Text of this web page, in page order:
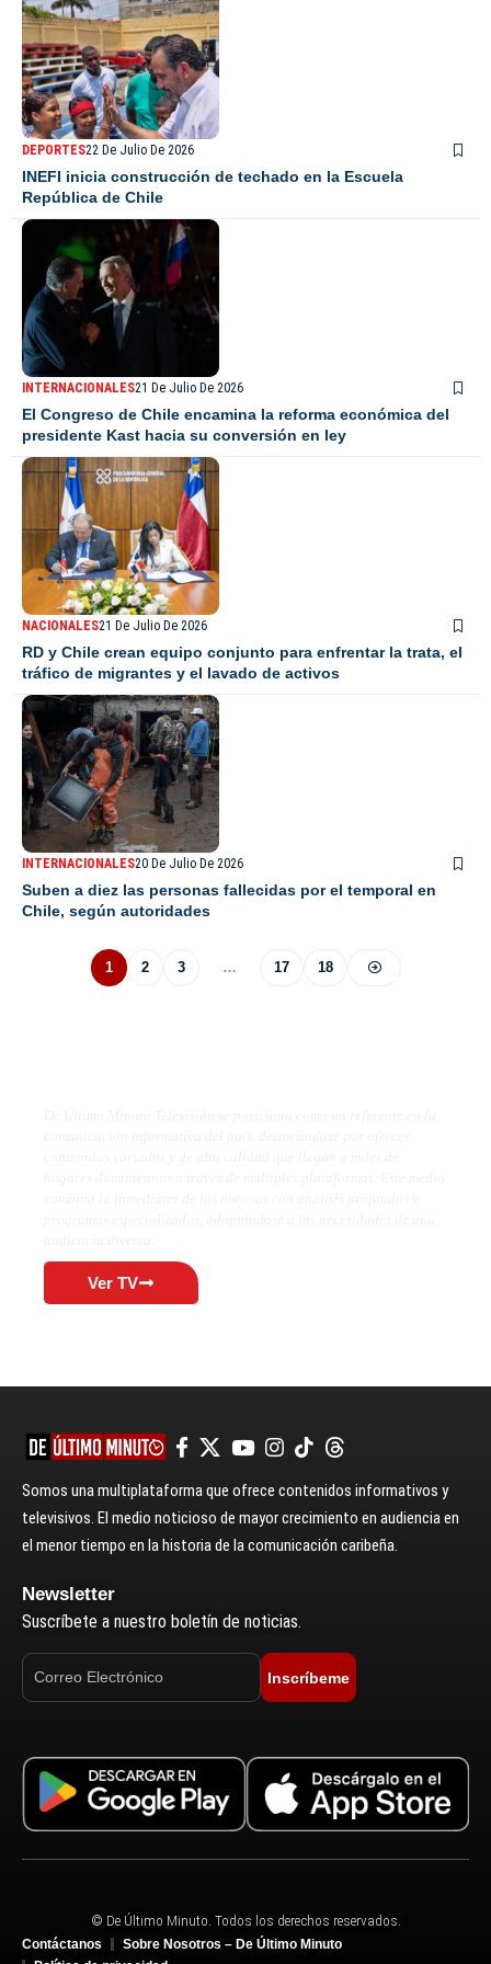
DEPORTES22 De Julio De 2026
INEFI inicia construcción de techado en la Escuela
República de Chile
INTERNACIONALES21 De Julio De 2026
El Congreso de Chile encamina la reforma económica del
presidente Kast hacia su conversión en ley
NACIONALES21 De Julio De 2026
RD y Chile crean equipo conjunto para enfrentar la trata, el
tráfico de migrantes y el lavado de activos
INTERNACIONALES20 De Julio De 2026
Suben a diez las personas fallecidas por el temporal en
Chile, según autoridades
1 2 3 … 17 18
Ver TV
Somos una multiplataforma que ofrece contenidos informativos y
televisivos. El medio noticioso de mayor crecimiento en audiencia en
el menor tiempo en la historia de la comunicación caribeña.
Newsletter
Suscríbete a nuestro boletín de noticias.
Inscríbeme
© De Último Minuto. Todos los derechos reservados.
Contáctanos
Sobre Nosotros – De Último Minuto